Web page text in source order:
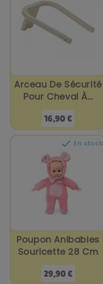
Arceau De Sécurité
Pour Cheval À...
Prix
16,90 €
 En stock
Poupon Anibabies
Souricette 28 Cm
Prix
29,90 €